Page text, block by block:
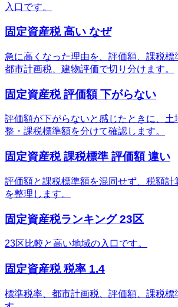
入口です。
固定資産税 高い なぜ
急に高くなった理由を、評価額、課税標
都市計画税、建物評価で切り分けます。
固定資産税 評価額 下がらない
評価額が下がらないと感じたときに、土
整・課税標準額を分けて確認します。
固定資産税 課税標準 評価額 違い
評価額と課税標準額を混同せず、税額計
を整理します。
固定資産税ランキング 23区
23区比較と高い地域の入口です。
固定資産税 税率 1.4
標準税率、都市計画税、評価額、課税標